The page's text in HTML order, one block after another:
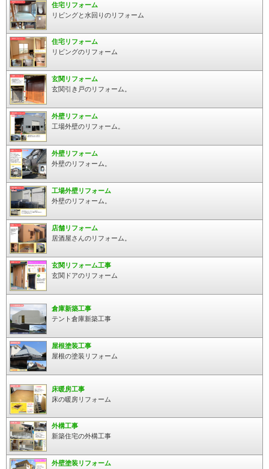
住宅リフォーム
リビングと水回りのリフォーム
住宅リフォーム
リビングのリフォーム
玄関リフォーム
玄関引き戸のリフォーム。
外壁リフォーム
工場外壁のリフォーム。
外壁リフォーム
外壁のリフォーム。
工場外壁リフォーム
外壁のリフォーム。
店舗リフォーム
居酒屋さんのリフォーム。
玄関リフォーム工事
玄関ドアのリフォーム
倉庫新築工事
テント倉庫新築工事
屋根塗装工事
屋根の塗装リフォーム
床暖房工事
床の暖房リフォーム
外構工事
新築住宅の外構工事
外壁塗装リフォーム